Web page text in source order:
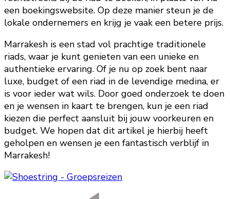
een boekingswebsite. Op deze manier steun je de
lokale ondernemers en krijg je vaak een betere prijs.
Marrakesh is een stad vol prachtige traditionele
riads, waar je kunt genieten van een unieke en
authentieke ervaring. Of je nu op zoek bent naar
luxe, budget of een riad in de levendige medina, er
is voor ieder wat wils. Door goed onderzoek te doen
en je wensen in kaart te brengen, kun je een riad
kiezen die perfect aansluit bij jouw voorkeuren en
budget. We hopen dat dit artikel je hierbij heeft
geholpen en wensen je een fantastisch verblijf in
Marrakesh!